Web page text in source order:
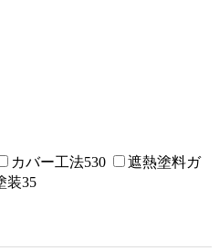
カバー工法530
遮熱塗料ガ
装35